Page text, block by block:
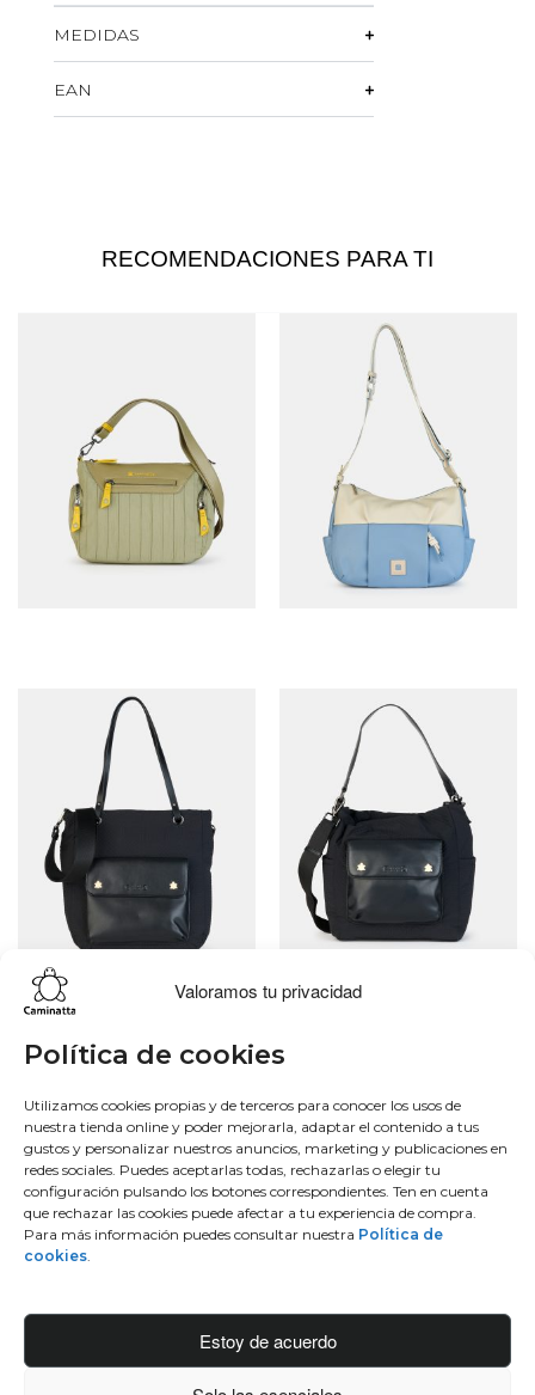
Valoramos tu privacidad
Política de cookies
Utilizamos cookies propias y de terceros para conocer los usos de
nuestra tienda online y poder mejorarla, adaptar el contenido a tus
gustos y personalizar nuestros anuncios, marketing y publicaciones en
redes sociales. Puedes aceptarlas todas, rechazarlas o elegir tu
configuración pulsando los botones correspondientes. Ten en cuenta
que rechazar las cookies puede afectar a tu experiencia de compra.
Para más información puedes consultar nuestra Política de
cookies.
Estoy de acuerdo
MEDIDAS
EAN
RECOMENDACIONES PARA TI
Bowling
Hobo
Monedero
Mochila
Sobre nosotros
50 aniversario
Únete al equipo
Blog
Contacto
Facebook
Instagram
Twitter
Youtube
Conéctate
C/Idiazabal, 37 Barrio Bengoetxea
48960 Galdakao, Bizkaia